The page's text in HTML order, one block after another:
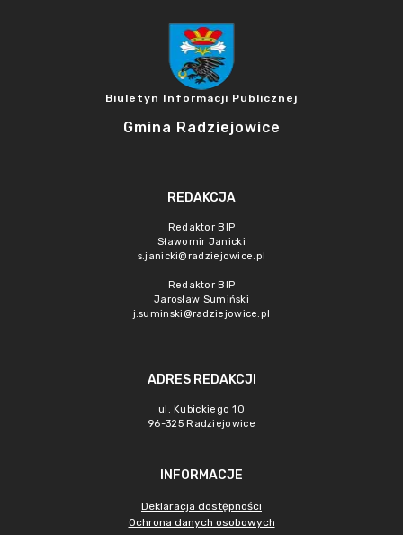
Biuletyn Informacji Publicznej
Gmina Radziejowice
REDAKCJA
Redaktor BIP
Sławomir Janicki
s.janicki@radziejowice.pl
Redaktor BIP
Jarosław Sumiński
j.suminski@radziejowice.pl
ADRES REDAKCJI
ul. Kubickiego 10
96-325 Radziejowice
INFORMACJE
Deklaracja dostępności
Ochrona danych osobowych